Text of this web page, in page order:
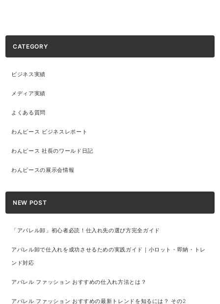
CATEGORY
ビジネス実績
メディア実績
よくある質問
わんピース ビジネスレポート
わんピース 社長のワールド日記
わんピースの展示会情報
NEW POST
「アパレル卸」初心者必読！仕入れ先の選び方完全ガイド
アパレル卸で仕入れを成功させるための実践ガイド｜小ロット・即納・トレ
ンド対応
アパレル ファッション おすすめの仕入れ方法とは？
アパレル ファッション おすすめの最新トレンドを知るには？ その2